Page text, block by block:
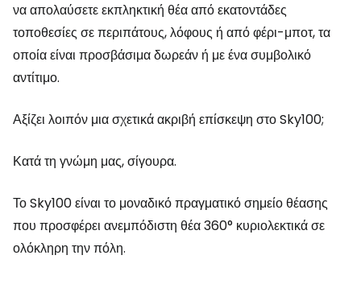
να απολαύσετε εκπληκτική θέα από εκατοντάδες
τοποθεσίες σε περιπάτους, λόφους ή από φέρι-μποτ, τα
οποία είναι προσβάσιμα δωρεάν ή με ένα συμβολικό
αντίτιμο.
Αξίζει λοιπόν μια σχετικά ακριβή επίσκεψη στο Sky100;
Κατά τη γνώμη μας, σίγουρα.
Το Sky100 είναι το μοναδικό πραγματικό σημείο θέασης
που προσφέρει ανεμπόδιστη θέα 360° κυριολεκτικά σε
ολόκληρη την πόλη.